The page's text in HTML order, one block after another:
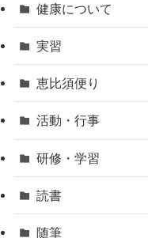
健康について
実習
恵比須便り
活動・行事
研修・学習
読書
随筆